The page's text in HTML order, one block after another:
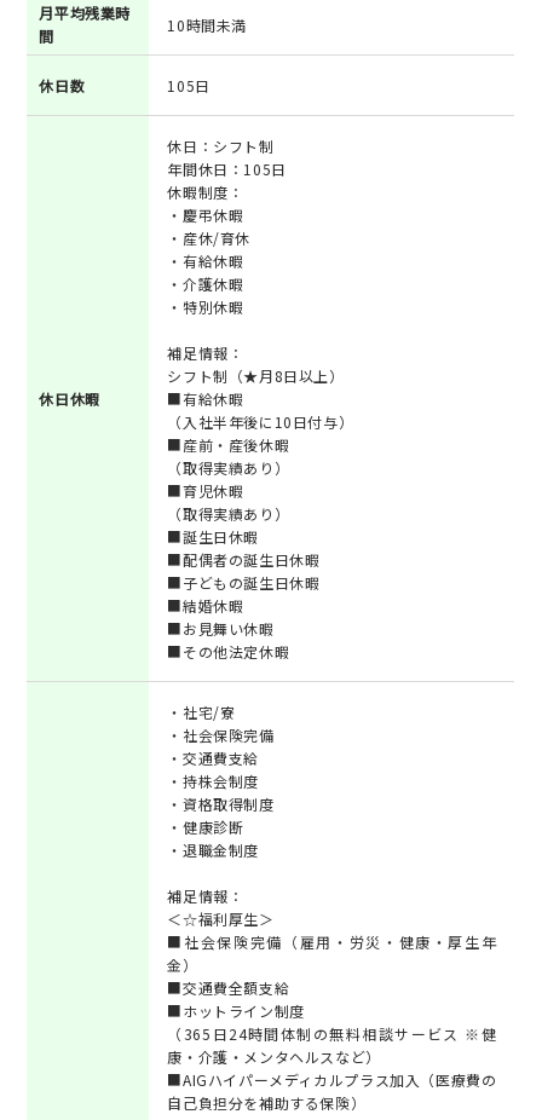
月平均残業時
間
10時間未満
休日数 105日
休日休暇
休日：シフト制
年間休日：105日
休暇制度：
・慶弔休暇
・産休/育休
・有給休暇
・介護休暇
・特別休暇
補足情報：
シフト制（★月8日以上）
■有給休暇
（入社半年後に10日付与）
■産前・産後休暇
（取得実績あり）
■育児休暇
（取得実績あり）
■誕生日休暇
■配偶者の誕生日休暇
■子どもの誕生日休暇
■結婚休暇
■お見舞い休暇
■その他法定休暇
・社宅/寮
・社会保険完備
・交通費支給
・持株会制度
・資格取得制度
・健康診断
・退職金制度
補足情報：
＜☆福利厚生＞
■社会保険完備（雇用・労災・健康・厚生年
金）
■交通費全額支給
■ホットライン制度
（365日24時間体制の無料相談サービス ※健
康・介護・メンタヘルスなど）
■AIGハイパーメディカルプラス加入（医療費の
自己負担分を補助する保険）